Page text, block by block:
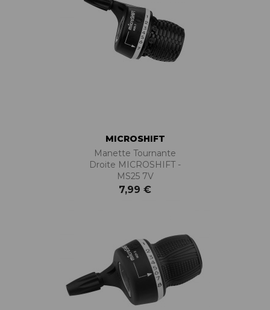
MICROSHIFT
Manette Tournante
Droite MICROSHIFT -
MS25 7V
7,99 €